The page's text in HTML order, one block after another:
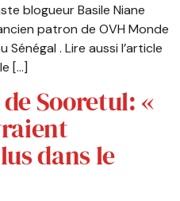
blogueur Basile Niane
patron de OVH Monde
. Lire aussi l’article
[…]
Sooretul: «
dans le